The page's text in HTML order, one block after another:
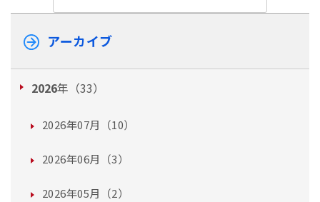
アーカイブ
2026年（33）
2026年07月（10）
2026年06月（3）
2026年05月（2）